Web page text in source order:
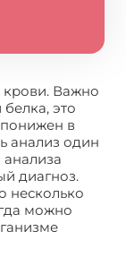
крови. Важно
это
в
анализ один
анализа
диагноз.
несколько
можно